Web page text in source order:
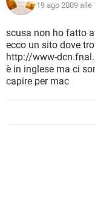
19 ago 2009 alle
scusa non ho fatto
ecco un sito dove
http://www-
è in inglese ma ci
capire per mac